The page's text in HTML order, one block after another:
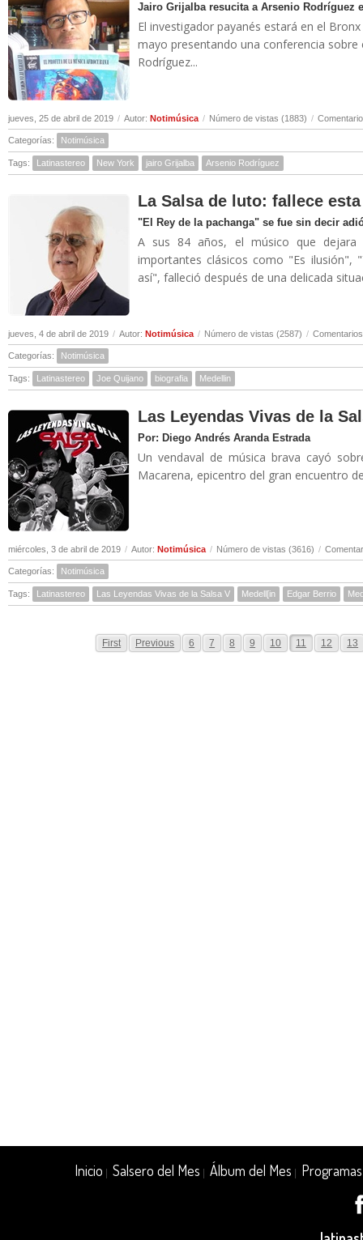
Jairo Grijalba resucita a Arsenio Rodríguez
El investigador payanés estará en el
mayo presentando una conferencia
Rodríguez...
jueves, 25 de abril de 2019 / Autor: Notimúsica / Número de vistas (1883) /
Categorías: Notimúsica
Tags: Latinastereo New York jairo Grijalba Arsenio Rodríguez
La Salsa de luto: fallece
"El Rey de la pachanga" se fue sin decir
A sus 84 años, el músico que
importantes clásicos como "Es ilusión",
así", falleció después de una delicada
jueves, 4 de abril de 2019 / Autor: Notimúsica / Número de vistas (2587) /
Categorías: Notimúsica
Tags: Latinastereo Joe Quijano biografia Medellin
Las Leyendas Vivas de la
Por: Diego Andrés Aranda Estrada
Un vendaval de música brava cayó
Macarena, epicentro del gran encuentro
miércoles, 3 de abril de 2019 / Autor: Notimúsica / Número de vistas (3616) /
Categorías: Notimúsica
Tags: Latinastereo Las Leyendas Vivas de la Salsa V Medell[in Edgar Berrio
First Previous 6 7 8 9 10 11 12 13
Inicio |Salsero del Mes |Álbum del Mes Programas